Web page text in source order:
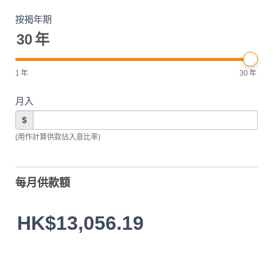
按揭年期
30年
1 年 30年
月入
$
(用作計算供款佔入息比率)
每月供款額
HK$13,056.19